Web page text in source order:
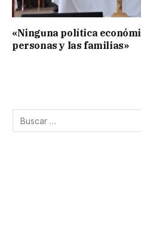
«Ninguna política
personas y las familias»